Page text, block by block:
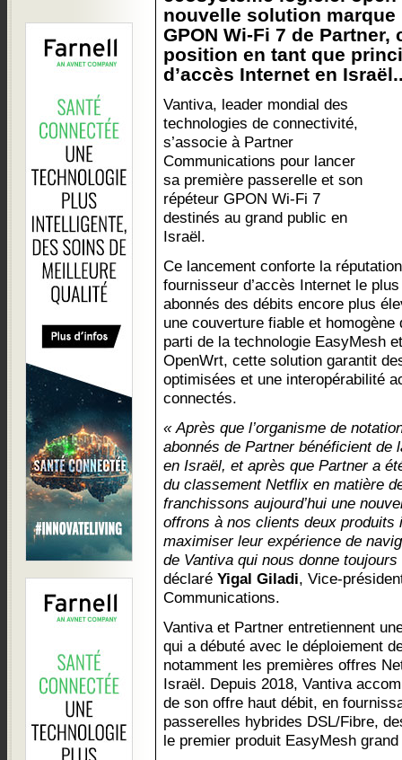
nouvelle solution marque
GPON Wi-Fi 7 de
position en tant que
d’accès Internet en
Vantiva, leader mondial des
technologies de connectivité,
s’associe à Partner
Communications pour lancer
sa première passerelle et son
répéteur GPON Wi-Fi 7
destinés au grand public en
Israël.
Ce lancement conforte la
fournisseur d’accès Internet le
abonnés des débits encore plus
une couverture fiable et
parti de la technologie EasyMesh
OpenWrt, cette solution garantit
optimisées et une interopérabilité
connectés.
« Après que l’organisme de
abonnés de Partner bénéficient de
en Israël, et après que Partner a
du classement Netflix en matière
franchissons aujourd’hui une
offrons à nos clients deux produits
maximiser leur expérience de
de Vantiva qui nous donne toujours
déclaré Yigal Giladi, Vice-
Communications.
Vantiva et Partner entretiennent
qui a débuté avec le déploiement
notamment les premières offres
Israël. Depuis 2018, Vantiva
de son offre haut débit, en
passerelles hybrides DSL/Fibre,
le premier produit EasyMesh